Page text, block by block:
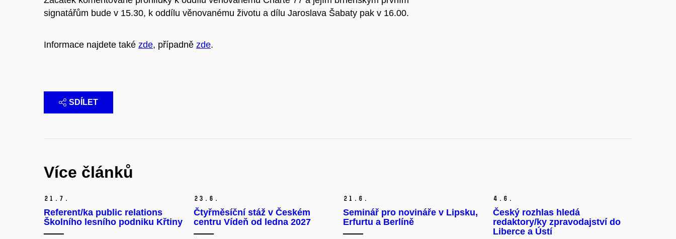
signatářům bude v 15.30, k oddílu věnovanému životu a dílu Jaroslava Šabaty pak v 16.00.
Informace najdete také zde, případně zde.
SDÍLET
Více článků
21. 7.
Referent/ka public relations
Školního lesního podniku Křtiny
23. 6.
Čtyřměsíční stáž v Českém
centru Vídeň od ledna 2027
21. 6.
Seminář pro novináře v Lipsku,
Erfurtu a Berlíně
4. 6.
Český rozhlas hledá
redaktory/ky zpravodajství do
Liberce a Ústí